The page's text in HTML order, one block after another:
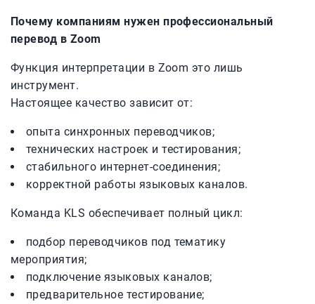
Почему компаниям нужен профессиональный
перевод в Zoom
Функция интерпретации в Zoom это лишь
инструмент.
Настоящее качество зависит от:
опыта синхронных переводчиков;
технических настроек и тестирования;
стабильного интернет-соединения;
корректной работы языковых каналов.
Команда KLS обеспечивает полный цикл:
подбор переводчиков под тематику
мероприятия;
подключение языковых каналов;
предварительное тестирование;